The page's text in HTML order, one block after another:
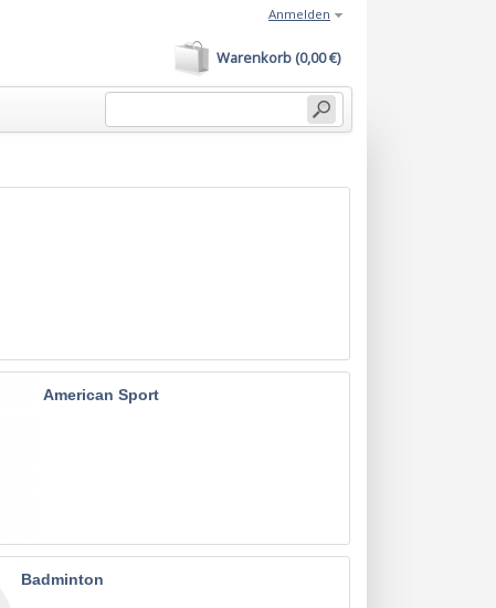
Warenkorb (0,00 €)
Anmelden
American Sport
Badminton